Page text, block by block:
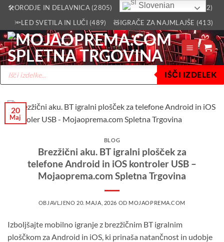
Skoči
vsebino
🛠️ORODJE IN DELAVNICA (2805)
🏡VSE ZA DOM IN VRT (2512)
🔦LED SVETILA IN LUČI (489)
🧸IGRAČE ZA NAJMLAJŠE (413)
Products
search
IŠČI IZDELEK
20
Maj
BLOG
Brezžični aku. BT igralni plošček za
telefone Android in iOS kontroler USB –
Mojaoprema.com Spletna Trgovina
OBJAVLJENO 20. MAJA, 2026 OD MOJAOPREMA.COM
Izboljšajte mobilno igranje z brezžičnim BT igralnim
ploščkom za Android in iOS, ki prinaša natančnost in udobje
Slovenian